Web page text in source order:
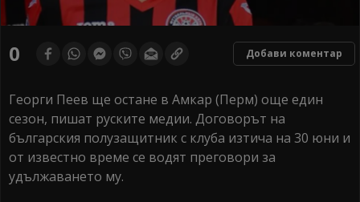
0 Добави коментар
Георги Пеев ще остане в Амкар (Перм) още един
сезон, пишат руските медии. Договорът на
българския полузащитник с клуба изтича на 30 юни и
от известно време се водят преговори за
удължаването му.